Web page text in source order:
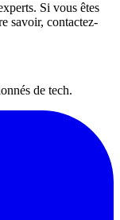
Si vous êtes
savoir, contactez-
de tech.